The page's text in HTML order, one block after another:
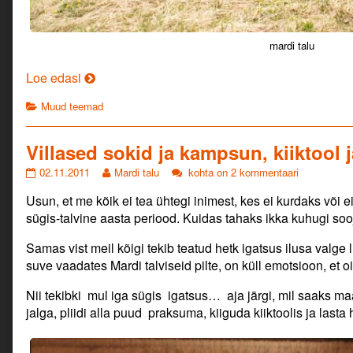
mardi talu
Loe edasi Mardi
ait…
Categories
Muud teemad
Villased sokid ja kampsun, kiiktool
Villased
ja
kampsun,
kiiktool
ja
hõõgvein.
published
02.11.2011
Read
posts
by
the
author
of
Villased
ja
kampsun,
ja
Mardi talu
Villased
ja
kampsun,
kiiktool
ja
hõõgvein.
kohta on 2 kommentaari
Usun, et me kõik ei tea ühtegi inimest, kes ei kurdaks või
sügis-talvine aasta periood. Kuidas tahaks ikka kuhugi
Samas vist meil kõigi tekib teatud hetk igatsus ilusa
suve vaadates Mardi talviseid pilte, on küll emotsioon, et
Nii tekibki mul iga sügis igatsus… aja järgi, mil saaks
jalga, pliidi alla puud praksuma, kiiguda kiiktoolis ja lasta